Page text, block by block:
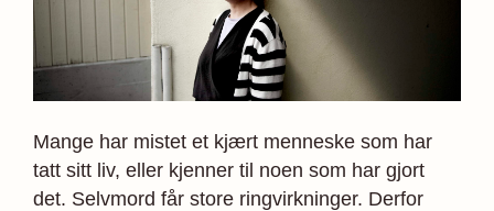
Mange har mistet et kjært menneske som har
tatt sitt liv, eller kjenner til noen som har gjort
det. Selvmord får store ringvirkninger. Derfor